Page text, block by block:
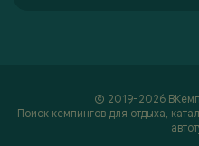
2019-2026
Поиск кемпингов для отдыха,